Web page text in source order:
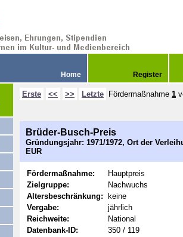
Home Register
Erste << >> Letzte Fördermaßnahme 1
Brüder-Busch-Preis
Gründungsjahr: 1971/1972, Ort der
EUR
Fördermaßnahme:
Hauptpreis
Zielgruppe:
Nachwuchs
Altersbeschränkung:
keine
Vergabe:
jährlich
Reichweite:
National
Datenbank-ID:
350 / 119